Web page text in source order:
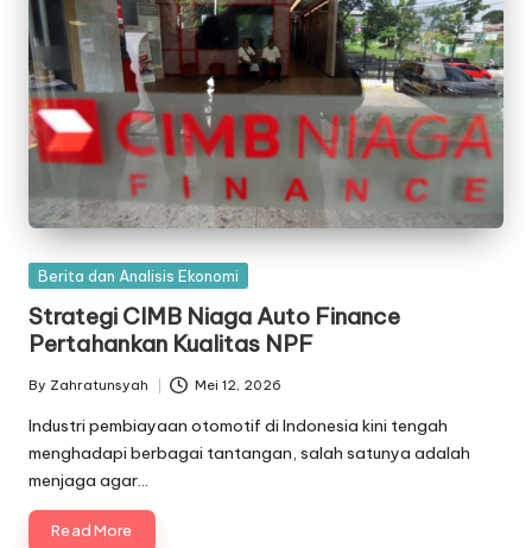
Posted
Berita dan Analisis Ekonomi
Strategi CIMB Niaga Auto Finance
Pertahankan Kualitas NPF
Posted
by
By Zahratunsyah Mei 12, 2026
Industri pembiayaan otomotif di Indonesia kini tengah
menghadapi berbagai tantangan, salah satunya adalah
menjaga agar…
Read More